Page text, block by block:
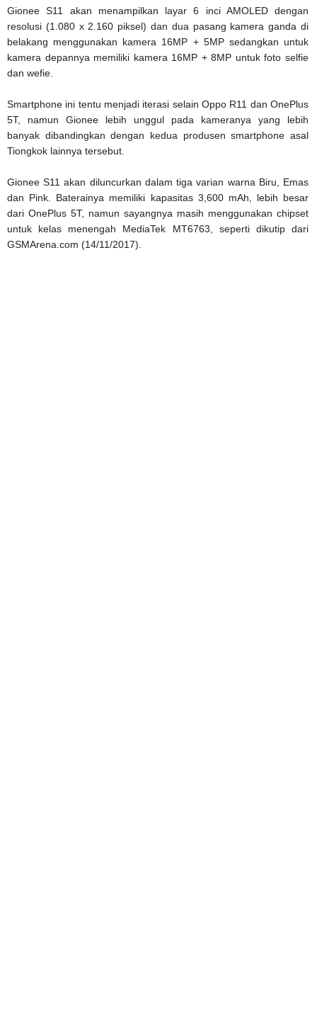
Gionee S11 akan menampilkan layar 6 inci AMOLED dengan
resolusi (1.080 x 2.160 piksel) dan dua pasang kamera ganda di
belakang menggunakan kamera 16MP + 5MP sedangkan untuk
kamera depannya memiliki kamera 16MP + 8MP untuk foto selfie
dan wefie.
Smartphone ini tentu menjadi iterasi selain Oppo R11 dan OnePlus
5T, namun Gionee lebih unggul pada kameranya yang lebih
banyak dibandingkan dengan kedua produsen smartphone asal
Tiongkok lainnya tersebut.
Gionee S11 akan diluncurkan dalam tiga varian warna Biru, Emas
dan Pink. Baterainya memiliki kapasitas 3,600 mAh, lebih besar
dari OnePlus 5T, namun sayangnya masih menggunakan chipset
untuk kelas menengah MediaTek MT6763, seperti dikutip dari
GSMArena.com (14/11/2017).